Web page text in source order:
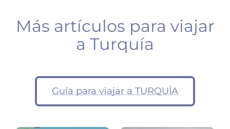
Más artículos para viajar
a Turquía
Guía para viajar a TURQUÍA
Ruta
Turquía
días
Estambul:
consejos
viaje